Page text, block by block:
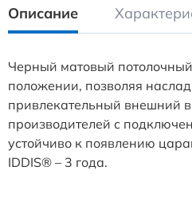
Описание
Черный матовый
положении, позволяя
привлекательный внешний
производителей с
устойчиво к появлению
IDDIS® – 3 года.